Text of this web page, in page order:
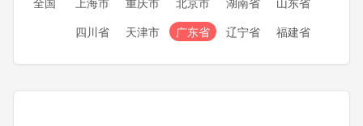
四川省
天津市 广东省 辽宁省
福建省
浙江省
安徽省 湖北省 江苏省
河南省
河北省
黑龙江 内蒙古 新疆
甘肃省